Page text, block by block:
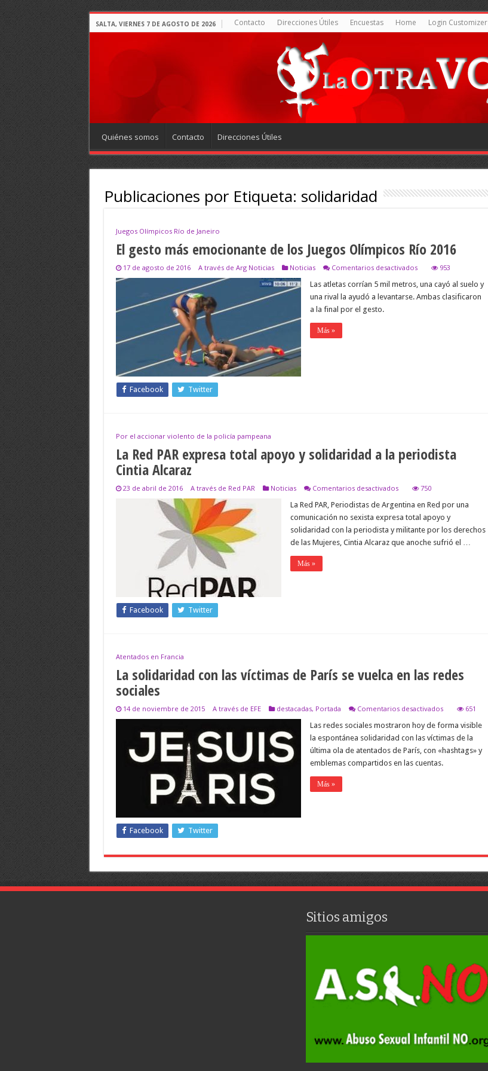
SALTA, VIERNES 7 DE AGOSTO DE 2026 Contacto Direcciones Útiles Encuestas Home Login Customizer
Quiénes somos Contacto Direcciones Útiles
Publicaciones por Etiqueta: solidaridad
Juegos Olímpicos Río de Janeiro
El gesto más emocionante de los Juegos Olímpicos Río 2016
17 de agosto de 2016 A través de Arg Noticias Noticias Comentarios desactivadosen
gesto
más
953
Las atletas corrían 5 mil metros, una cayó al suelo y
una rival la ayudó a levantarse. Ambas clasificaron
a la final por el gesto.
Más »
Facebook Twitter
Por el accionar violento de la policía pampeana
La Red PAR expresa total apoyo y solidaridad a la periodista
Cintia Alcaraz
23 de abril de 2016 A través de Red PAR Noticias Comentarios desactivadosen
Red
PAR
total
apoyo
750
La Red PAR, Periodistas de Argentina en Red por una
comunicación no sexista expresa total apoyo y
solidaridad con la periodista y militante por los derechos
de las Mujeres, Cintia Alcaraz que anoche sufrió el …
Más »
Facebook Twitter
Atentados en Francia
La solidaridad con las víctimas de París se vuelca en las redes
sociales
14 de noviembre de 2015 A través de EFE destacadas, Portada Comentarios desactivadosen
solidaridad
con
víctimas
651
Las redes sociales mostraron hoy de forma visible
la espontánea solidaridad con las víctimas de la
última ola de atentados de París, con «hashtags» y
emblemas compartidos en las cuentas.
Más »
Facebook Twitter
Sitios amigos